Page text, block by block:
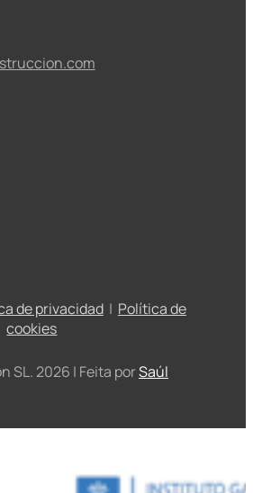
de privacidad| Política de
cookies
SL. 2026 | Feita porSaúl